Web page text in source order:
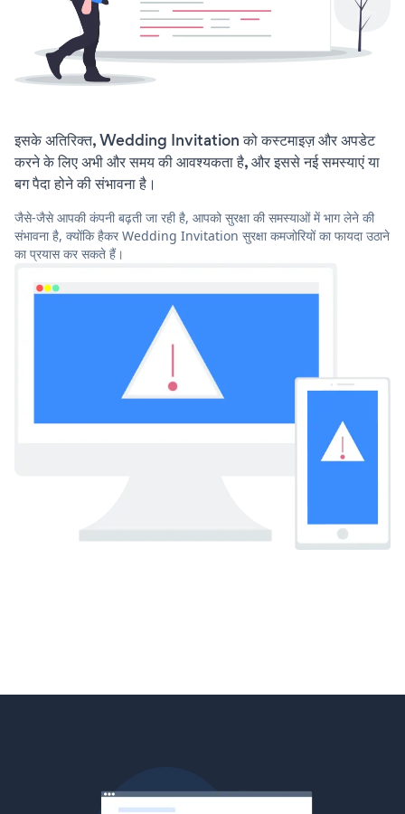
इसके अतिरिक्त, Wedding Invitation को कस्टमाइज़ और अपडेट
करने के लिए अभी और समय की आवश्यकता है, और इससे नई समस्याएं या
बग पैदा होने की संभावना है।
जैसे-जैसे आपकी कंपनी बढ़ती जा रही है, आपको सुरक्षा की समस्याओं में भाग लेने की
संभावना है, क्योंकि हैकर Wedding Invitation सुरक्षा कमजोरियों का फायदा उठाने
का प्रयास कर सकते हैं।